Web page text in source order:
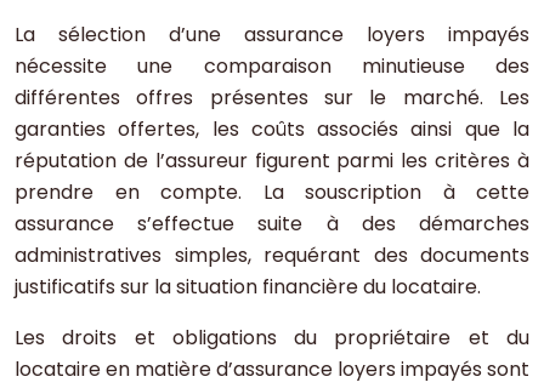
La sélection d’une assurance loyers impayés
nécessite une comparaison minutieuse des
différentes offres présentes sur le marché. Les
garanties offertes, les coûts associés ainsi que la
réputation de l’assureur figurent parmi les critères à
prendre en compte. La souscription à cette
assurance s’effectue suite à des démarches
administratives simples, requérant des documents
justificatifs sur la situation financière du locataire.
Les droits et obligations du propriétaire et du
locataire en matière d’assurance loyers impayés sont